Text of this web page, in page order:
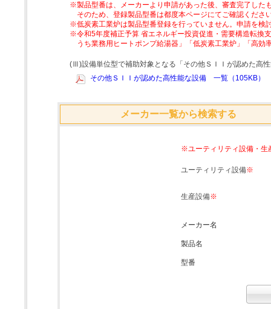
※製品型番は、メーカーより申請があった後、審査完了した
そのため、登録製品型番は都度本ページにてご確認くださ
※低炭素工業炉は製品型番登録を行っていません。申請を検
※令和5年度補正予算 省エネルギー投資促進・需要構造転換
うち業務用ヒートポンプ給湯器」「低炭素工業炉」「高
(Ⅲ)設備単位型で補助対象となる「その他ＳＩＩが認めた高
その他ＳＩＩが認めた高性能な設備 一覧（105KB）
メーカー一覧から検索する
※ユーティリティ設備・生
ユーティリティ設備※
生産設備※
メーカー名
製品名
型番